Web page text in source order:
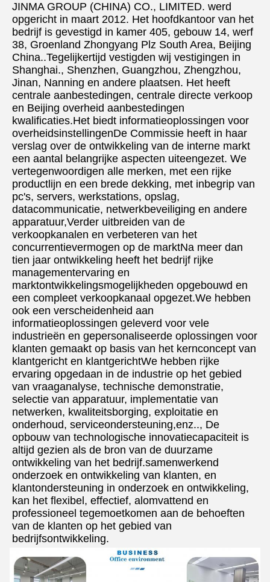
JINMA GROUP (CHINA) CO., LIMITED. werd
opgericht in maart 2012. Het hoofdkantoor van het
bedrijf is gevestigd in kamer 405, gebouw 14, werf
38, Groenland Zhongyang Plz South Area, Beijing
China..Tegelijkertijd vestigden wij vestigingen in
Shanghai., Shenzhen, Guangzhou, Zhengzhou,
Jinan, Nanning en andere plaatsen. Het heeft
centrale aanbestedingen, centrale directe verkoop
en Beijing overheid aanbestedingen
kwalificaties.Het biedt informatieoplossingen voor
overheidsinstellingenDe Commissie heeft in haar
verslag over de ontwikkeling van de interne markt
een aantal belangrijke aspecten uiteengezet. We
vertegenwoordigen alle merken, met een rijke
productlijn en een brede dekking, met inbegrip van
pc's, servers, werkstations, opslag,
datacommunicatie, netwerkbeveiliging en andere
apparatuur,Verder uitbreiden van de
verkoopkanalen en verbeteren van het
concurrentievermogen op de marktNa meer dan
tien jaar ontwikkeling heeft het bedrijf rijke
managementervaring en
marktontwikkelingsmogelijkheden opgebouwd en
een compleet verkoopkanaal opgezet.We hebben
ook een verscheidenheid aan
informatieoplossingen geleverd voor vele
industrieën en gepersonaliseerde oplossingen voor
klanten gemaakt op basis van het kernconcept van
klantgericht en klantgerichtWe hebben rijke
ervaring opgedaan in de industrie op het gebied
van vraaganalyse, technische demonstratie,
selectie van apparatuur, implementatie van
netwerken, kwaliteitsborging, exploitatie en
onderhoud, serviceondersteuning,enz.., De
opbouw van technologische innovatiecapaciteit is
altijd gezien als de bron van de duurzame
ontwikkeling van het bedrijf.samenwerkend
onderzoek en ontwikkeling van klanten, en
klantondersteuning in onderzoek en ontwikkeling,
kan het flexibel, effectief, alomvattend en
professioneel tegemoetkomen aan de behoeften
van de klanten op het gebied van
bedrijfsontwikkeling.